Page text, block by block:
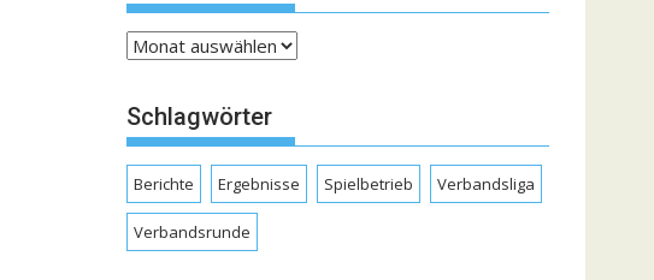
Archive
Schlagwörter
Berichte Ergebnisse Spielbetrieb Verbandsliga
Verbandsrunde